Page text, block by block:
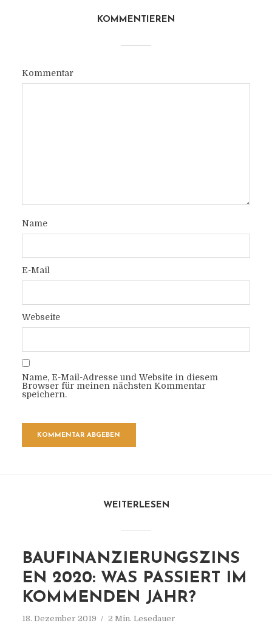
KOMMENTIEREN
Kommentar
Name
E-Mail
Webseite
Name, E-Mail-Adresse und Website in diesem
Browser für meinen nächsten Kommentar
speichern.
WEITERLESEN
BAUFINANZIERUNGSZINS
EN 2020: WAS PASSIERT IM
KOMMENDEN JAHR?
18. Dezember 2019 2 Min. Lesedauer